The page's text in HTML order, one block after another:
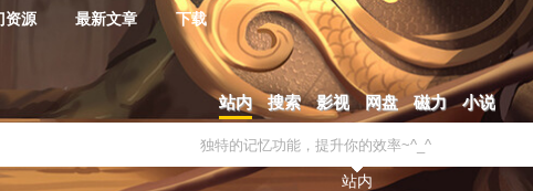
资源 最新文章 下载
站内 搜索 影视 网盘 磁力 小说
站内